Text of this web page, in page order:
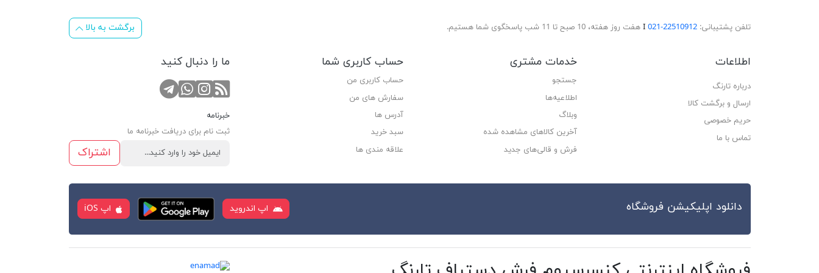
تلفن پشتیبانی:22510912-021
Ι هفت روز هفته، 10 صبح تا 11 شب پاسخگوی شما هستیم. برگشت به بالا
اطلاعات
درباره تارنگ
ارسال و برگشت کالا
حریم خصوصی
تماس با ما
خدمات مشتری
جستجو
اطلاعیه‌ها
وبلاگ
آخرین کالاهای مشاهده شده
فرش و قالی‌های جدید
حساب کاربری شما
حساب کاربری من
سفارش های من‎
آدرس ها
سبد خرید
علاقه مندی ها
ما را دنبال کنید
RSSصفحه اینستاگرام
تماس با واتس اپ
کانال تلگرام
خبرنامه
ثبت نام برای دریافت خبرنامه ما
اشتراک
دانلود اپلیکیشن فروشگاه اپ اندروید اپ iOS